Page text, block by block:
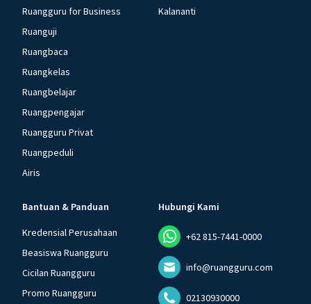
Ruangguru for Business
Ruanguji
Ruangbaca
Ruangkelas
Ruangbelajar
Ruangpengajar
Ruangguru Privat
Ruangpeduli
Airis
Kalananti
Bantuan & Panduan
Kredensial Perusahaan
Beasiswa Ruangguru
Cicilan Ruangguru
Promo Ruangguru
Hubungi Kami
+62 815-7441-0000
info@ruangguru.com
02130930000